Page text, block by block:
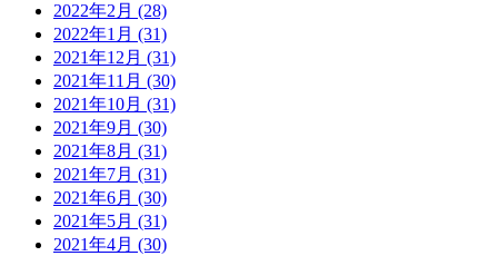
2022年2月 (28)
2022年1月 (31)
2021年12月 (31)
2021年11月 (30)
2021年10月 (31)
2021年9月 (30)
2021年8月 (31)
2021年7月 (31)
2021年6月 (30)
2021年5月 (31)
2021年4月 (30)